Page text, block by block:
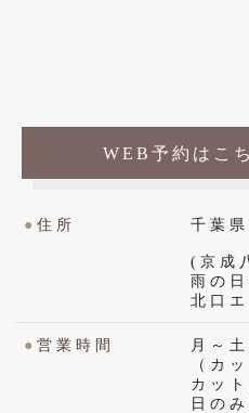
WEB予約はこ
● 住所 千葉
(京成
雨の
北口
● 営業時間
月～
（カ
カッ
日の